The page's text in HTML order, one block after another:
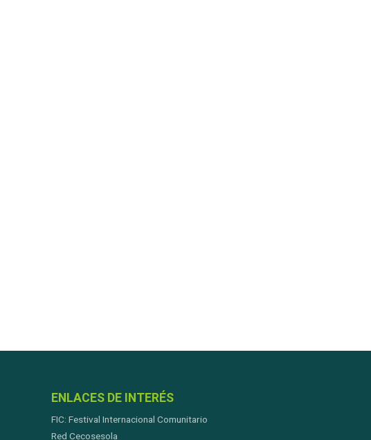
ENLACES DE INTERÉS
FIC: Festival Internacional Comunitario
Red Cecosesola